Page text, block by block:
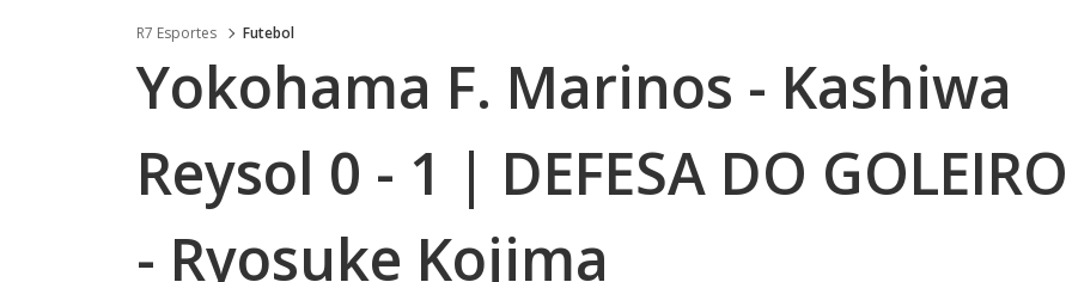
R7 Esportes Futebol
Yokohama F. Marinos - Kashiwa
Reysol 0 - 1 | DEFESA DO GOLEIRO
- Ryosuke Kojima